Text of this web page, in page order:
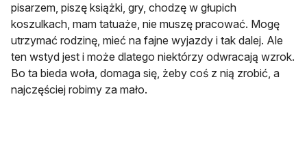
pisarzem, piszę książki, gry, chodzę w głupich
koszulkach, mam tatuaże, nie muszę pracować. Mogę
utrzymać rodzinę, mieć na fajne wyjazdy i tak dalej. Ale
ten wstyd jest i może dlatego niektórzy odwracają wzrok.
Bo ta bieda woła, domaga się, żeby coś z nią zrobić, a
najczęściej robimy za mało.